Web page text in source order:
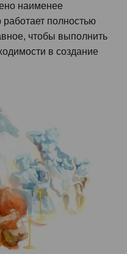
наименее
полностью
чтобы выполнить
в создание